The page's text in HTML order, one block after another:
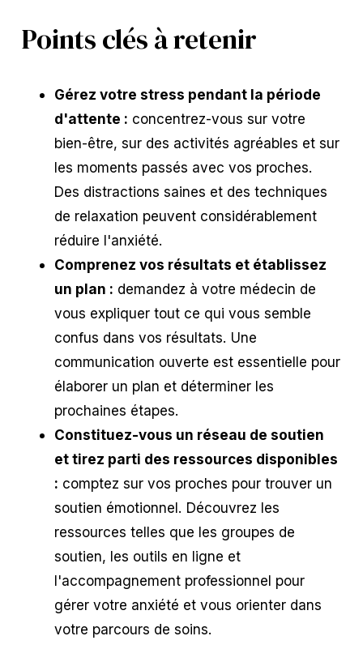
Points clés à retenir
Gérez votre stress pendant la période
d'attente : concentrez-vous sur votre
bien-être, sur des activités agréables et sur
les moments passés avec vos proches.
Des distractions saines et des techniques
de relaxation peuvent considérablement
réduire l'anxiété.
Comprenez vos résultats et établissez
un plan : demandez à votre médecin de
vous expliquer tout ce qui vous semble
confus dans vos résultats. Une
communication ouverte est essentielle pour
élaborer un plan et déterminer les
prochaines étapes.
Constituez-vous un réseau de soutien
et tirez parti des ressources disponibles
: comptez sur vos proches pour trouver un
soutien émotionnel. Découvrez les
ressources telles que les groupes de
soutien, les outils en ligne et
l'accompagnement professionnel pour
gérer votre anxiété et vous orienter dans
votre parcours de soins.